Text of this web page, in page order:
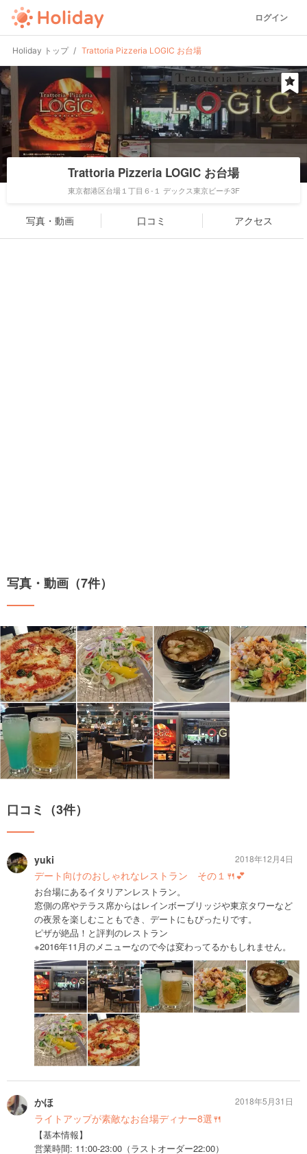
ログイン
Holiday トップ Trattoria Pizzeria LOGIC お台場
Trattoria Pizzeria LOGIC お台場
東京都港区台場１丁目６-１ デックス東京ビーチ3F
写真・動画 口コミ アクセス
写真・動画（7件）
口コミ（3件）
yuki
デート向けのおしゃれなレストラン その１🍴💕
お台場にあるイタリアンレストラン。
窓側の席やテラス席からはレインボーブリッジや東京タワーなど
の夜景を楽しむこともでき、デートにもぴったりです。
ピザが絶品！と評判のレストラン
※2016年11月のメニューなので今は変わってるかもしれません。
2018年12月4日
かほ
ライトアップが素敵なお台場ディナー8選🍴
【基本情報】
営業時間: 11:00-23:00（ラストオーダー22:00）
2018年5月31日